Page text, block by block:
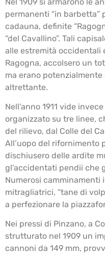
permanenti “in barbetta”
cadauna, definite
“del Cavallino”. Tali
alle estremità occidentali
Ragogna, accolsero un
ma erano
altrettante.
Nell’anno 1911 vide
organizzato su tre linee,
del rilievo, dal Colle del
All’uopo del rifornimento
dischiusero delle ardite
gl’accidentati pendii che
Numerosi
mitragliatrici, “tane di
a perfezionare la
Nei pressi di Pinzano, a
strutturato nel 1909 un
cannoni da 149 mm,